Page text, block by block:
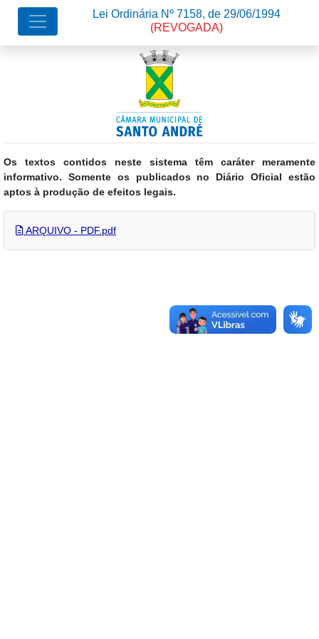
Os textos contidos neste sistema têm caráter meramente
informativo. Somente os publicados no Diário Oficial estão
aptos à produção de efeitos legais.
Lei Ordinária Nº 7158, de 29/06/1994
(REVOGADA)
ARQUIVO - PDF.pdf